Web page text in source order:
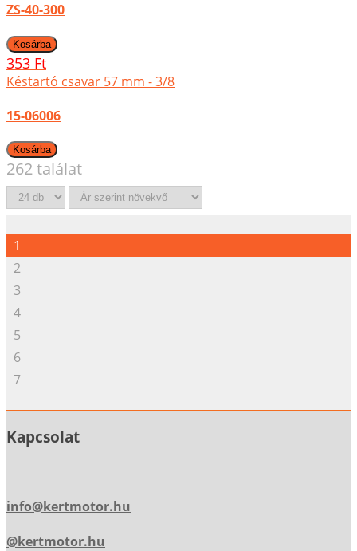
ZS-40-300
353 Ft
Késtartó csavar 57 mm - 3/8
15-06006
262 találat
1
2
3
4
5
6
7
Kapcsolat
info@kertmotor.hu
@kertmotor.hu